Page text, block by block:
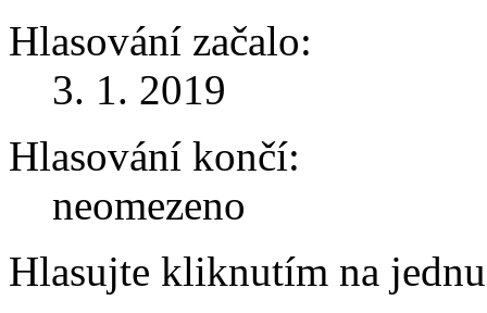
Hlasování začalo:
3. 1. 2019
Hlasování končí:
neomezeno
Hlasujte kliknutím na